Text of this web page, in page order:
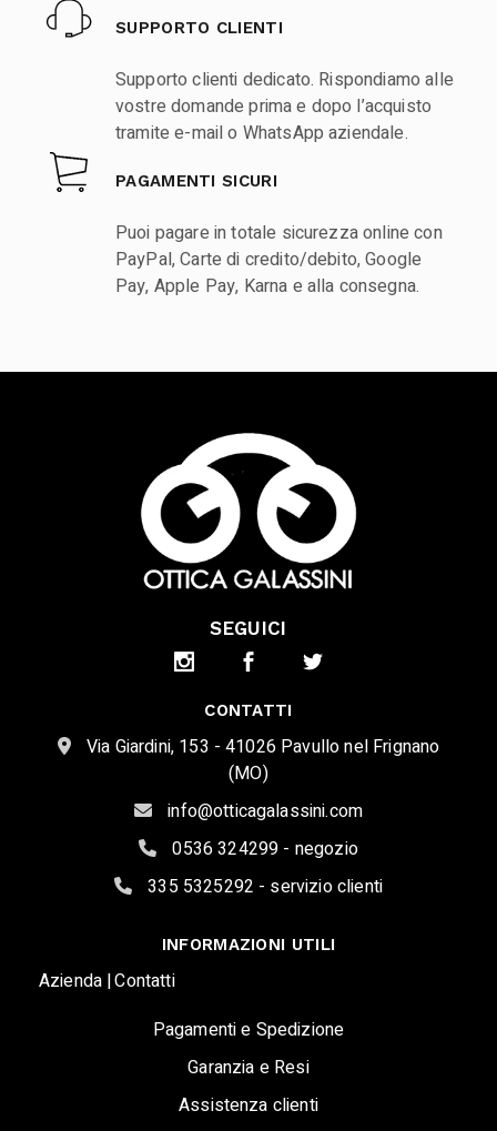
SUPPORTO CLIENTI
Supporto clienti dedicato. Rispondiamo alle
vostre domande prima e dopo l’acquisto
tramite e-mail o WhatsApp aziendale.
PAGAMENTI SICURI
Puoi pagare in totale sicurezza online con
PayPal, Carte di credito/debito, Google
Pay, Apple Pay, Karna e alla consegna.
SEGUICI
CONTATTI
Via Giardini, 153 - 41026 Pavullo nel Frignano
(MO)
info@otticagalassini.com
0536 324299 - negozio
335 5325292 - servizio clienti
INFORMAZIONI UTILI
Azienda |Contatti
Pagamenti e Spedizione
Garanzia e Resi
Assistenza clienti